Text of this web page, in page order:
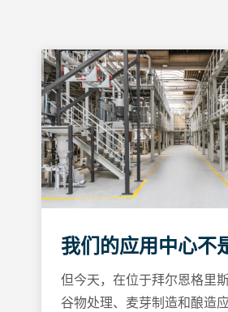
我们的应用中心不
但今天，在位于拜尔恩格里
谷物处理、麦芽制造和酿造